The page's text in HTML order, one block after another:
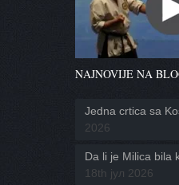
NAJNOVIJE NA
Jedna crtica sa
2026
Da li je Milica bila
18th јул 2026